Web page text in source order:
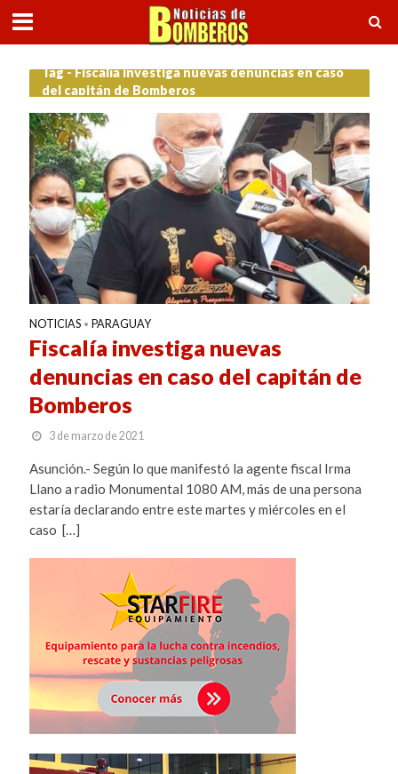
Tag - Fiscalía investiga nuevas denuncias en caso
del capitán de Bomberos
NOTICIAS • PARAGUAY
Fiscalía investiga nuevas
denuncias en caso del capitán de
Bomberos
3 de marzo de 2021
Asunción.- Según lo que manifestó la agente fiscal Irma
Llano a radio Monumental 1080 AM, más de una persona
estaría declarando entre este martes y miércoles en el
caso […]